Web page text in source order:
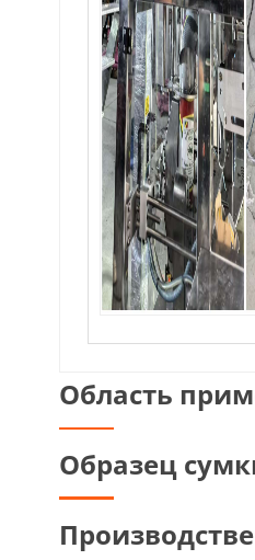
Область
Образец